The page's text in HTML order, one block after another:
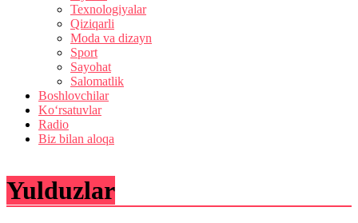
Texnologiyalar
Qiziqarli
Moda va dizayn
Sport
Sayohat
Salomatlik
Boshlovchilar
Ko‘rsatuvlar
Radio
Biz bilan aloqa
Yulduzlar